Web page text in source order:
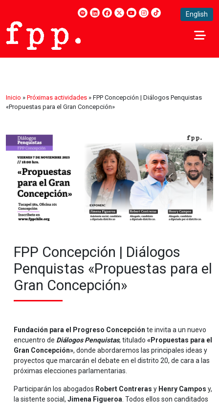
English
Inicio » Próximas actividades » FPP Concepción | Diálogos Penquistas
«Propuestas para el Gran Concepción»
FPP Concepción | Diálogos
Penquistas «Propuestas para el
Gran Concepción»
Fundación para el Progreso Concepción te invita a un nuevo
encuentro de Diálogos Penquistas, titulado «Propuestas para el
Gran Concepción», donde abordaremos las principales ideas y
proyectos que marcarán el debate en el distrito 20, de cara a las
próximas elecciones parlamentarias.
Participarán los abogados Robert Contreras y Henry Campos y,
la sistente social, Jimena Figueroa. Todos ellos son canditados